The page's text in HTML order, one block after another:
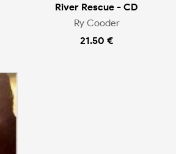
River Rescue - CD
Ry Cooder
21.50 €